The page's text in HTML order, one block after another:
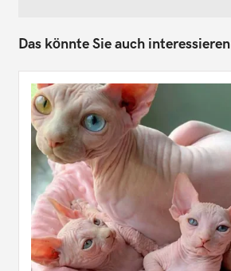
Das könnte Sie auch interessieren